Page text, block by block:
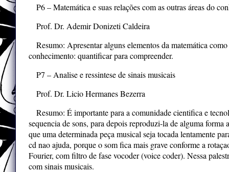
P6 – Matemática e suas relações com as outras áreas do
Prof. Dr. Ademir Donizeti Caldeira
Resumo: Apresentar alguns elementos da matemática
conhecimento: quantificar para compreender.
P7 – Analise e ressintese de sinais musicais
Prof. Dr. Licio Hermanes Bezerra
Resumo: É importante para a comunidade cientifica e
sequencia de sons, para depois reproduzi-la de alguma
que uma determinada peça musical seja tocada lentamente
cd nao ajuda, porque o som fica mais grave conforme a
Fourier, com filtro de fase vocoder (voice coder). Nessa
com sinais musicais.